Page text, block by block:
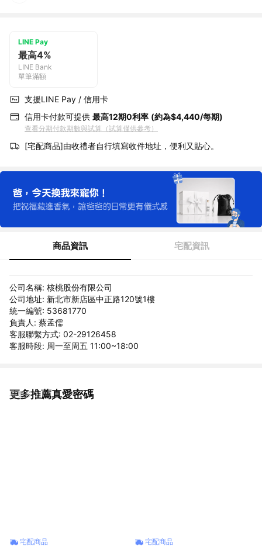
LINE Pay
最高4%
LINE Bank
單筆滿額
支援LINE Pay / 信用卡
信用卡付款可提供 最高12期0利率 (約為$4,440/每期)
查看分期付款期數與試算（試算僅供參考）
[宅配商品]由收禮者自行填寫收件地址，便利又貼心。
商品資訊 宅配資訊
公司名稱: 核桃股份有限公司
公司地址: 新北市新店區中正路120號1樓
統一編號: 53681770
負責人: 蔡孟儒
客服聯繫方式: 02-29126458
客服時段: 周一至周五 11:00~18:00
更多推薦真愛密碼
看更多
宅配商品 宅配商品